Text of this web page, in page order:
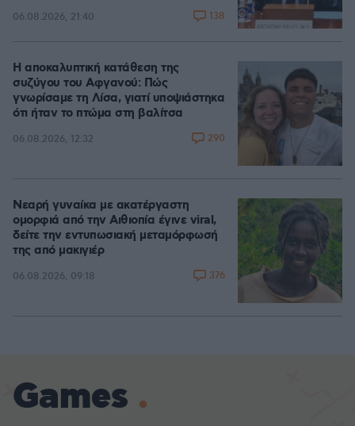
06.08.2026, 21:40 138
Η αποκαλυπτική κατάθεση της
συζύγου του Αφγανού: Πώς
γνωρίσαμε τη Λίσα, γιατί υποψιάστηκα
ότι ήταν το πτώμα στη βαλίτσα
06.08.2026, 12:32 290
Νεαρή γυναίκα με ακατέργαστη
ομορφιά από την Αιθιοπία έγινε viral,
δείτε την εντυπωσιακή μεταμόρφωσή
της από μακιγιέρ
06.08.2026, 09:18 376
Games